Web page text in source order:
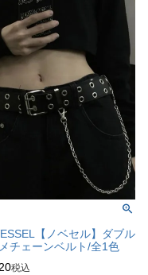
【ノベセル】ダブル
チェーンベルト/全1色
税込